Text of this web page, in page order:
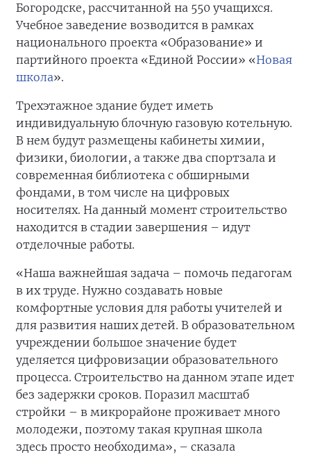
Богородске, рассчитанной на 550 учащихся.
Учебное заведение возводится в рамках
национального проекта «Образование» и
партийного проекта «Единой России» «Новая
школа».
Трехэтажное здание будет иметь
индивидуальную блочную газовую котельную.
В нем будут размещены кабинеты химии,
физики, биологии, а также два спортзала и
современная библиотека с обширными
фондами, в том числе на цифровых
носителях. На данный момент строительство
находится в стадии завершения – идут
отделочные работы.
«Наша важнейшая задача – помочь педагогам
в их труде. Нужно создавать новые
комфортные условия для работы учителей и
для развития наших детей. В образовательном
учреждении большое значение будет
уделяется цифровизации образовательного
процесса. Строительство на данном этапе идет
без задержки сроков. Поразил масштаб
стройки – в микрорайоне проживает много
молодежи, поэтому такая крупная школа
здесь просто необходима», – сказала